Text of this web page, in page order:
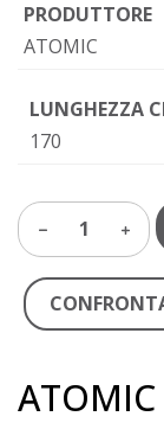
PRODUTTORE
ATOMIC
LUNGHEZZA
170
1